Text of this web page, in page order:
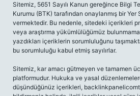
Sitemiz, 5651 Sayılı Kanun gereğince Bilgi
Kurumu (BTK) tarafından onaylanmış bir Yer
vermektedir. Bu nedenle, sitedeki içerikleri
veya araştırma yükümlülüğümüz
yazdıkları içeriklerin sorumluluğunu
bu sorumluluğu kabul etmiş sayılırlar.
Sitemiz, kar amacı gütmeyen ve tamamen
platformudur. Hukuka ve yasal
düşündüğünüz içerikleri,